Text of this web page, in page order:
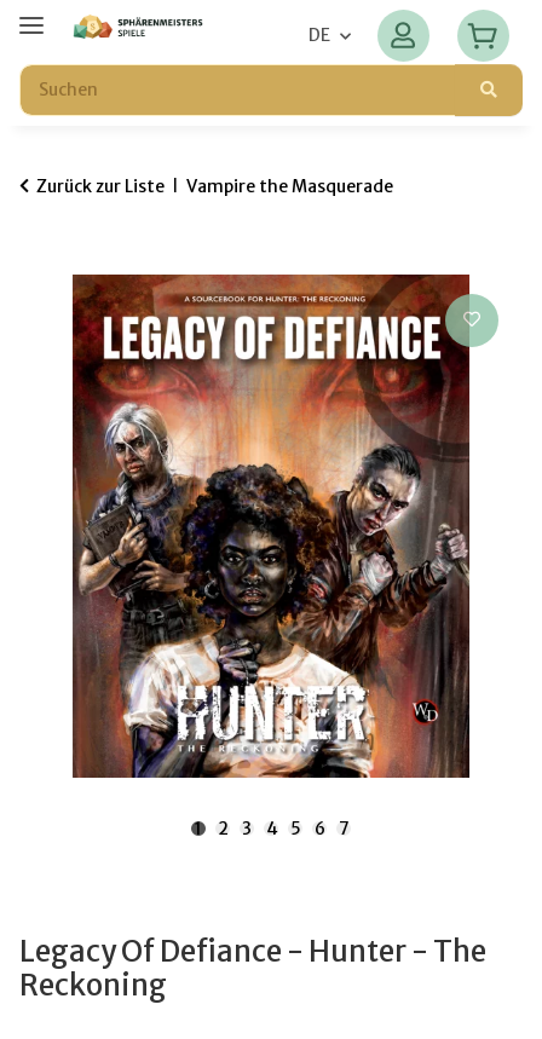
DE
Zurück zur Liste Vampire the Masquerade
1 2 3 4 5 6 7
Legacy Of Defiance - Hunter - The
Reckoning